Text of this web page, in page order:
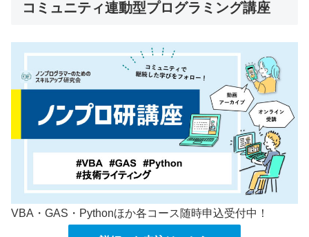
コミュニティ連動型プログラミング講座
VBA・GAS・Pythonほか各コース随時申込受付中！